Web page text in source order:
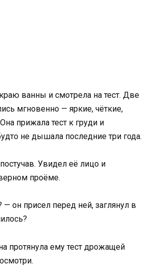
ванны и смотрела на тест. Две
мгновенно — яркие, чёткие,
прижала тест к груди и
не дышала последние три года.
Увидел её лицо и
проёме.
— он присел перед ней, заглянул в
протянула ему тест дрожащей